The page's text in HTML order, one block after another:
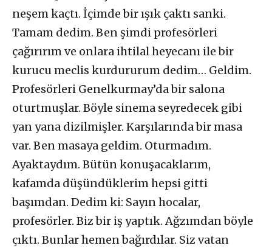
neşem kaçtı. İçimde bir ışık çaktı sanki.
Tamam dedim. Ben şimdi profesörleri
çağırırım ve onlara ihtilal heyecanı ile bir
kurucu meclis kurdururum dedim… Geldim.
Profesörleri Genelkurmay’da bir salona
oturtmuşlar. Böyle sinema seyredecek gibi
yan yana dizilmişler. Karşılarında bir masa
var. Ben masaya geldim. Oturmadım.
Ayaktaydım. Bütün konuşacaklarım,
kafamda düşündüklerim hepsi gitti
başımdan. Dedim ki: Sayın hocalar,
profesörler. Biz bir iş yaptık. Ağzımdan böyle
çıktı. Bunlar hemen bağırdılar. Siz vatan